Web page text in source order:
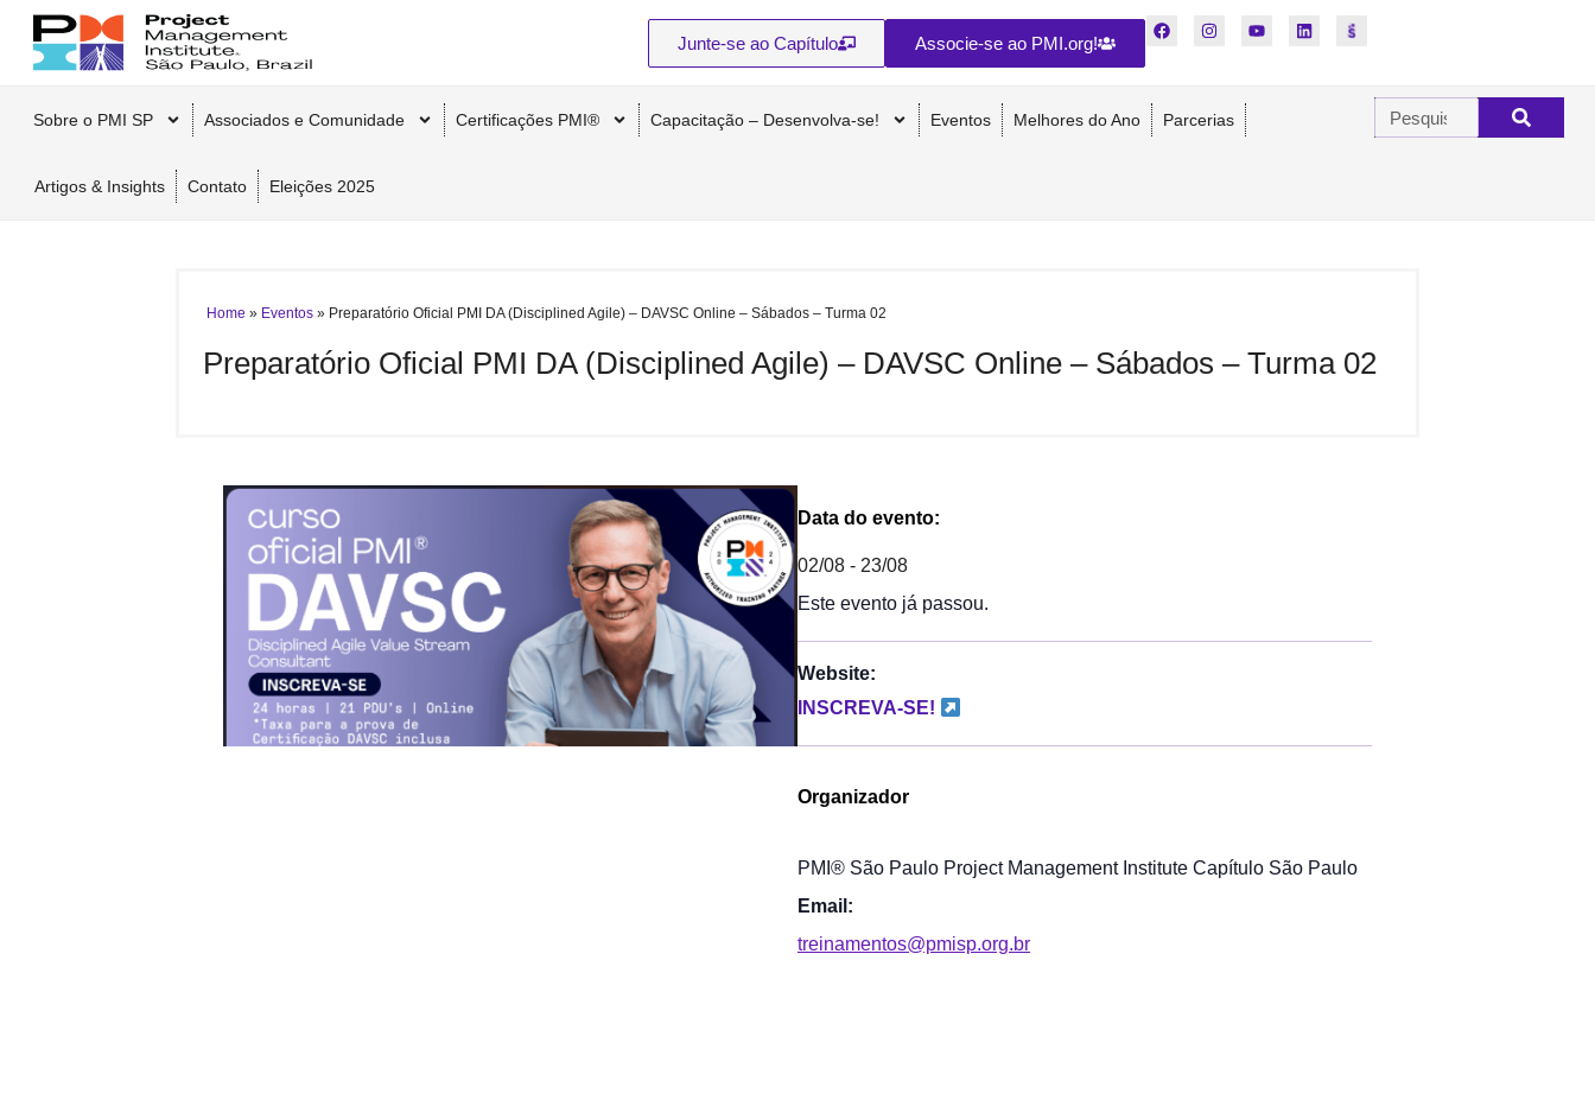
Junte-se ao Capítulo Associe-se ao PMI.org!
Sobre o PMI SP Associados e Comunidade Certificações PMI® Capacitação – Desenvolva-se! Eventos Melhores do Ano Parcerias
Artigos & Insights Contato Eleições 2025
Home » Eventos » Preparatório Oficial PMI DA (Disciplined Agile) – DAVSC Online – Sábados – Turma 02
Preparatório Oficial PMI DA (Disciplined Agile) – DAVSC Online – Sábados – Turma 02
Data do evento:
02/08 - 23/08
Este evento já passou.
Website:
INSCREVA-SE!
Organizador
PMI® São Paulo Project Management Institute Capítulo São Paulo
Email:
treinamentos@pmisp.org.br